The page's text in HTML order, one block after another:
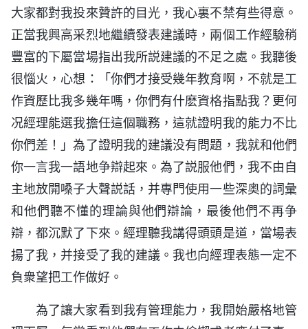
大家都對我投來贊許的目光，我心裏不禁有些得意。
正當我興高采烈地繼續發表建議時，兩個工作經驗稍
豐富的下屬當場指出我所説建議的不足之處。我聽後
很惱火，心想：「你們才接受幾年教育啊，不就是工
作資歷比我多幾年嗎，你們有什麽資格指點我？更何
况經理能選我擔任這個職務，這就證明我的能力不比
你們差！」為了證明我的建議没有問題，我就和他們
你一言我一語地争辯起來。為了説服他們，我不由自
主地放開嗓子大聲説話，并專門使用一些深奥的詞彙
和他們聽不懂的理論與他們辯論，最後他們不再争
辯，都沉默了下來。經理聽我講得頭頭是道，當場表
揚了我，并接受了我的建議。我也向經理表態一定不
負衆望把工作做好。
為了讓大家看到我有管理能力，我開始嚴格地管